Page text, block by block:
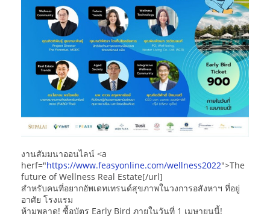
งานสัมมนาออนไลน์ <a
herf="https://www.feasyonline.com/wellness2022">The
future of Wellness Real Estate[/url]
สำหรับคนที่อยากอัพเดทเทรนด์สุขภาพในวงการอสังหาฯ ที่อยู่
อาศัย โรงแรม
ห้ามพลาด! ซื้อบัตร Early Bird ภายในวันที่ 1 เมษายนนี้!